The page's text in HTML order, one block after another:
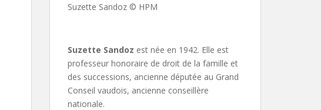
Suzette Sandoz © HPM
Suzette Sandoz est née en 1942. Elle est
professeur honoraire de droit de la famille et
des successions, ancienne députée au Grand
Conseil vaudois, ancienne conseillère
nationale.